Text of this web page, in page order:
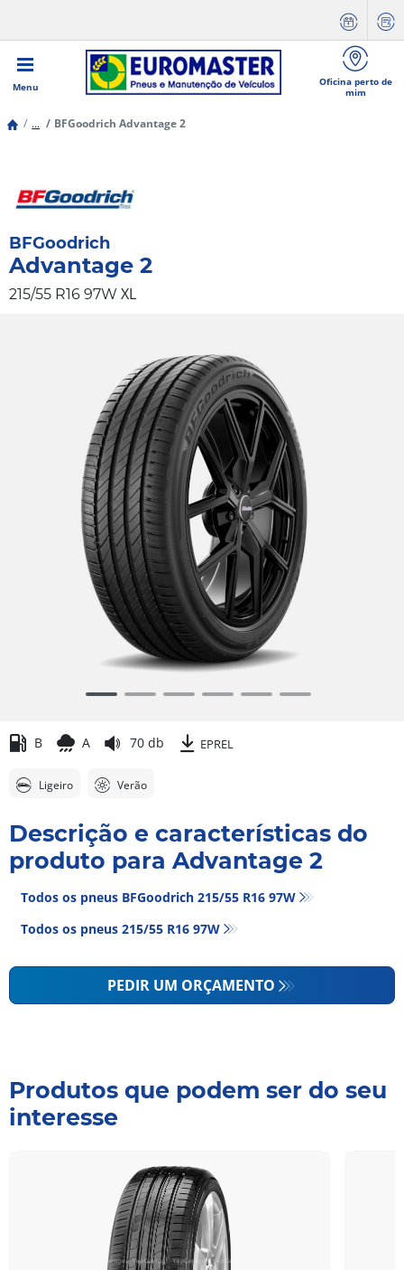
Menu
Oficina perto de
mim
... BFGoodrich Advantage 2
BFGoodrich
Advantage 2
215/55 R16 97W XL
6B A 70 db EPREL
Ligeiro Verão
Descrição e características do
produto para Advantage 2
Todos os pneus BFGoodrich 215/55 R16 97W
Todos os pneus‎ 215/55 R16 97W
PEDIR UM ORÇAMENTO
Produtos que podem ser do seu
interesse